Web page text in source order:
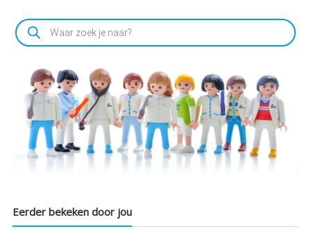
Producten
zoeken
Eerder bekeken door jou